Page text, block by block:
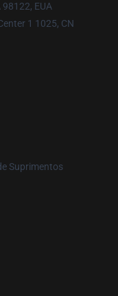
EUA
1 1025, CN
Suprimentos